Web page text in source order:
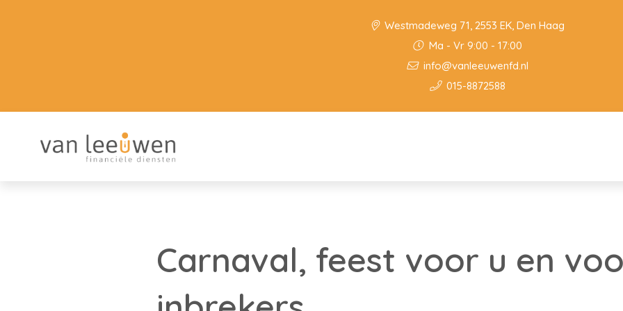
Westmadeweg 71, 2553 EK, Den Haag
Ma - Vr 9:00 - 17:00
info@vanleeuwenfd.nl
015-8872588
Carnaval, feest voor u en